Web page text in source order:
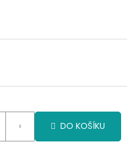
DO KOŠÍKU